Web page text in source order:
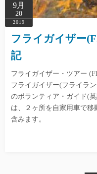
9月
20
2019
フライガイザー
記
フライガイザー・ツアー
フライガイザー(フライラ
のボランティア・ガイド(
は、２ヶ所を自家用車で移
含みます。